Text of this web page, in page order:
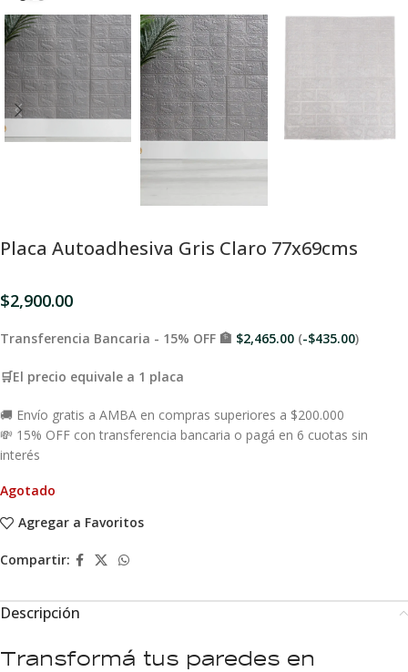
Placa Autoadhesiva Gris Claro 77x69cms
$2,900.00
Transferencia Bancaria - 15% OFF 🏦 $2,465.00 (-$435.00)
🛒El precio equivale a 1 placa
🚚 Envío gratis a AMBA en compras superiores a $200.000
💸 15% OFF con transferencia bancaria o pagá en 6 cuotas sin
interés
Agotado
Agregar a Favoritos
Compartir:
Descripción
Transformá tus paredes en